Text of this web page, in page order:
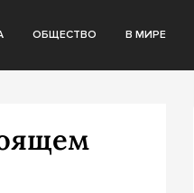
ОБЩЕСТВО В МИРЕ